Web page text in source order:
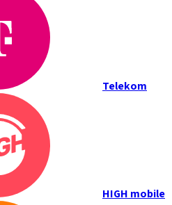
Telekom
HIGH mobile